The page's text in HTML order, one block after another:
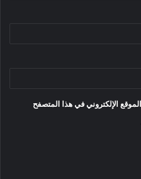
الإلكتروني في هذا المتصفح